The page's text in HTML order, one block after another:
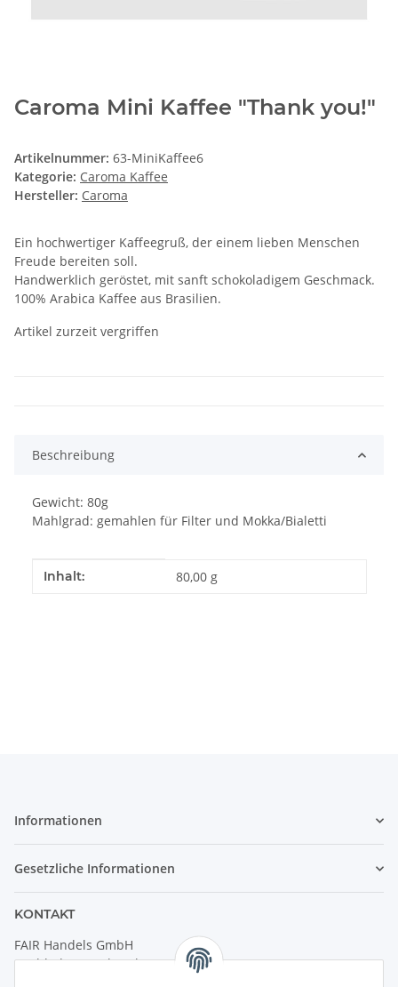
Caroma Mini Kaffee "Thank you!"
Artikelnummer: 63-MiniKaffee6
Kategorie: Caroma Kaffee
Hersteller: Caroma
Ein hochwertiger Kaffeegruß, der einem lieben Menschen
Freude bereiten soll.
Handwerklich geröstet, mit sanft schokoladigem Geschmack.
100% Arabica Kaffee aus Brasilien.
Artikel zurzeit vergriffen
Beschreibung
Gewicht: 80g
Mahlgrad: gemahlen für Filter und Mokka/Bialetti
Produkteigenschaft
Wert
Inhalt: 80,00 g
Informationen
Gesetzliche Informationen
KONTAKT
FAIR Handels GmbH
(Weltladen Innsbruck)